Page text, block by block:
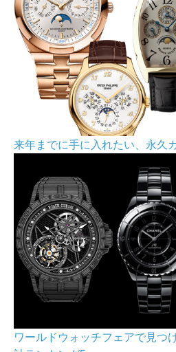
来年までに手に入れたい、永久
ワールドウォッチフェアで見つ